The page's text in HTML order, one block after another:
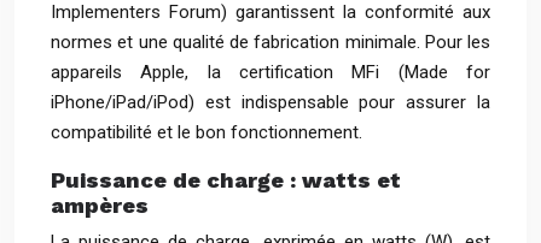
Implementers Forum) garantissent la conformité aux
normes et une qualité de fabrication minimale. Pour les
appareils Apple, la certification MFi (Made for
iPhone/iPad/iPod) est indispensable pour assurer la
compatibilité et le bon fonctionnement.
Puissance de charge : watts et
ampères